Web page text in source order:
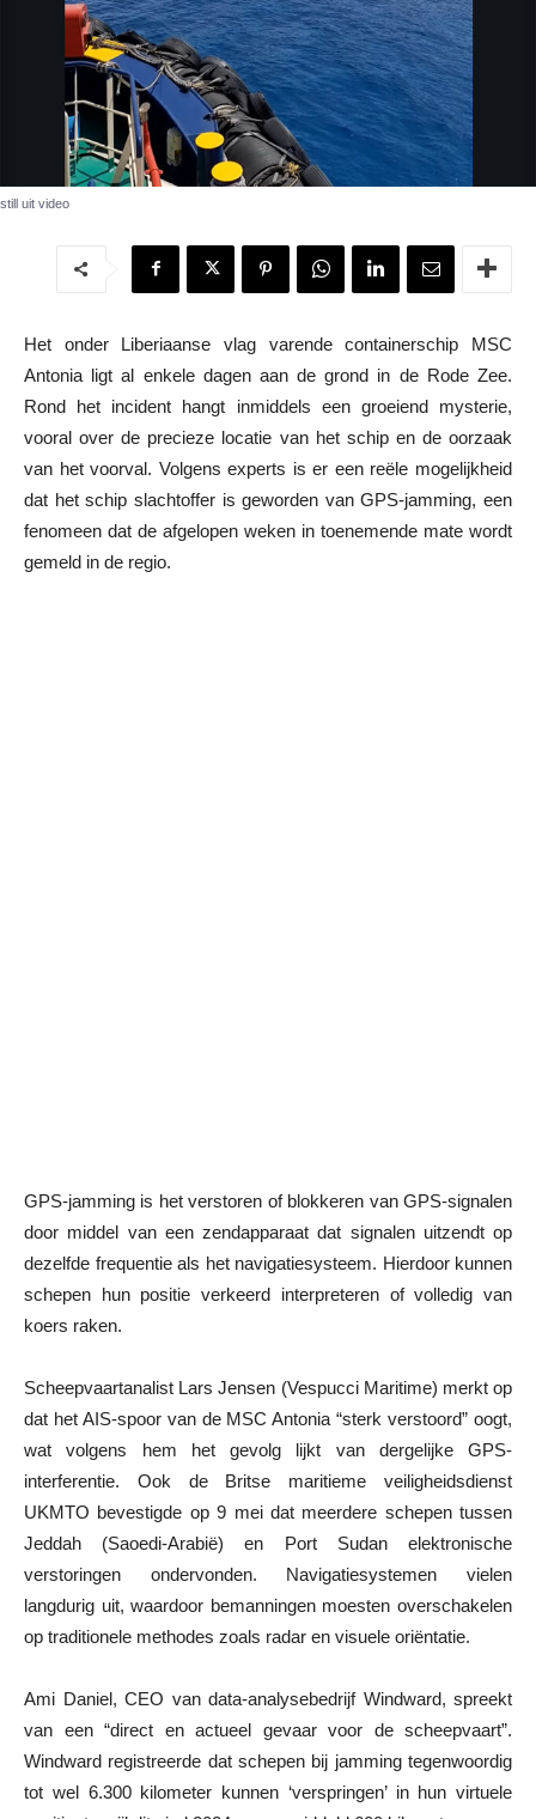
still uit video
Het onder Liberiaanse vlag varende containerschip MSC
Antonia ligt al enkele dagen aan de grond in de Rode Zee.
Rond het incident hangt inmiddels een groeiend mysterie,
vooral over de precieze locatie van het schip en de oorzaak
van het voorval. Volgens experts is er een reële mogelijkheid
dat het schip slachtoffer is geworden van GPS-jamming, een
fenomeen dat de afgelopen weken in toenemende mate wordt
gemeld in de regio.
GPS-jamming is het verstoren of blokkeren van GPS-signalen
door middel van een zendapparaat dat signalen uitzendt op
dezelfde frequentie als het navigatiesysteem. Hierdoor kunnen
schepen hun positie verkeerd interpreteren of volledig van
koers raken.
Scheepvaartanalist Lars Jensen (Vespucci Maritime) merkt op
dat het AIS-spoor van de MSC Antonia “sterk verstoord” oogt,
wat volgens hem het gevolg lijkt van dergelijke GPS-
interferentie. Ook de Britse maritieme veiligheidsdienst
UKMTO bevestigde op 9 mei dat meerdere schepen tussen
Jeddah (Saoedi-Arabië) en Port Sudan elektronische
verstoringen ondervonden. Navigatiesystemen vielen
langdurig uit, waardoor bemanningen moesten overschakelen
op traditionele methodes zoals radar en visuele oriëntatie.
Ami Daniel, CEO van data-analysebedrijf Windward, spreekt
van een “direct en actueel gevaar voor de scheepvaart”.
Windward registreerde dat schepen bij jamming tegenwoordig
tot wel 6.300 kilometer kunnen ‘verspringen’ in hun virtuele